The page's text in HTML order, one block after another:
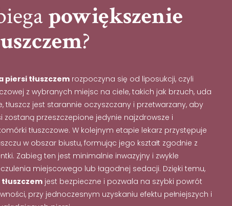
powiększenie
?
piersi tłuszczemrozpoczyna się od liposukcji, czyli
z wybranych miejsc na ciele, takich jak brzuch, uda
tłuszcz jest starannie oczyszczany i przetwarzany, aby
zostaną przeszczepione jedynie najzdrowsze i
tłuszczowe. W kolejnym etapie lekarz przystępuje
w obszar biustu, formując jego kształt zgodnie z
Zabieg ten jest minimalnie inwazyjny i zwykle
miejscowego lub łagodnej sedacji. Dzięki temu,
jest bezpieczne i pozwala na szybki powrót
przy jednoczesnym uzyskaniu efektu pełniejszych i